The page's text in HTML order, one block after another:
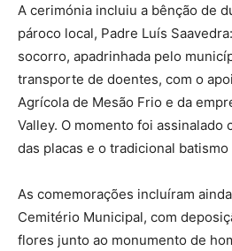
A cerimónia incluiu a bênção de
pároco local, Padre Luís
socorro, apadrinhada pelo
transporte de doentes, com o
Agrícola de Mesão Frio e da
Valley. O momento foi assinalado
das placas e o tradicional batismo
As comemorações incluíram
Cemitério Municipal, com
flores junto ao monumento de